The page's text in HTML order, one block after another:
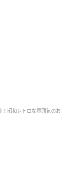
！昭和レトロな雰囲気のお